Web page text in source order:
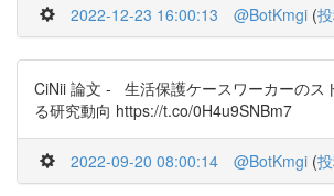
2022-12-23 16:00:13 @BotKmgi (
CiNii 論文 - 生活保護ケースワーカーのス
る研究動向 https://t.co/0H4u9SNBm7
2022-09-20 08:00:14 @BotKmgi (